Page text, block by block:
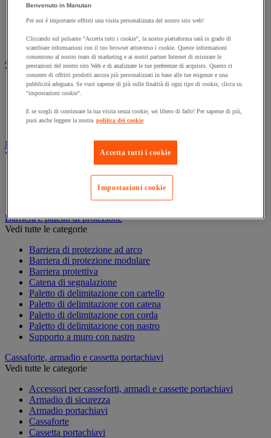
Assorbente
Barriera anti-inquinamento e sistema di deviazione delle
Contenitore e solvente per sgrassaggio
Attrezzatura e mobili per studi medici
Vedi tutte le categorie
Armadietto pronto soccorso
Materiale per diagnosi di medicina generale
Mobili e forniture per studi medici
Badge e timbratura
Vedi tutte le categorie
Timbratura e controllo accessi
Tornello e portello
Barriera e paletto di protezione
Vedi tutte le categorie
Barriera di protezione ad arco
Barriera di protezione modulare
Barriera protettiva
Catena di segnalazione
Paletto di delimitazione con cartello
Paletto di delimitazione con catena
Paletto di delimitazione con corda
Paletto di delimitazione con nastro
Supporto a muro con nastro
Cassaforte, armadio e cassetta portachiavi
Vedi tutte le categorie
Accessori per casseforti, armadi e cassette portachiavi
Armadio di sicurezza
Armadio portachiavi
Cassaforte
Cassetta portachiavi
Benvenuto in Manutan
Per noi è importante offrirti una visita personalizzata del nostro sito web!
Cliccando sul pulsante "Accetta tutti i cookie", la nostra piattaforma sarà in grado di
scambiare informazioni con il tuo browser attraverso i cookie. Queste informazioni
consentono al nostro team di marketing e ai nostri partner Internet di misurare le
prestazioni del nostro sito Web e di analizzare le tue preferenze di acquisto. Questo ci
consente di offrirti prodotti ancora più personalizzati in base alle tue esigenze e una
pubblicità adeguata. Se vuoi saperne di più sulle finalità di ogni tipo di cookie, clicca su
"impostazioni cookie".
E se scegli di continuare la tua visita senza cookie, sei libero di farlo! Per saperne di più,
puoi anche leggere la nostra politica dei cookie
Accetta tutti i cookie
Impostazioni cookie